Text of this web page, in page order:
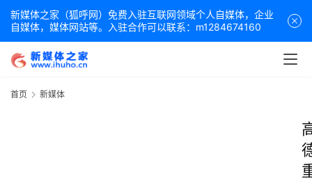
新媒体之家（狐呼网）免费入驻互联网领域个人自媒体，企业
自媒体，媒体网站等。入驻合作可以联系：m1284674160
首页 新媒体